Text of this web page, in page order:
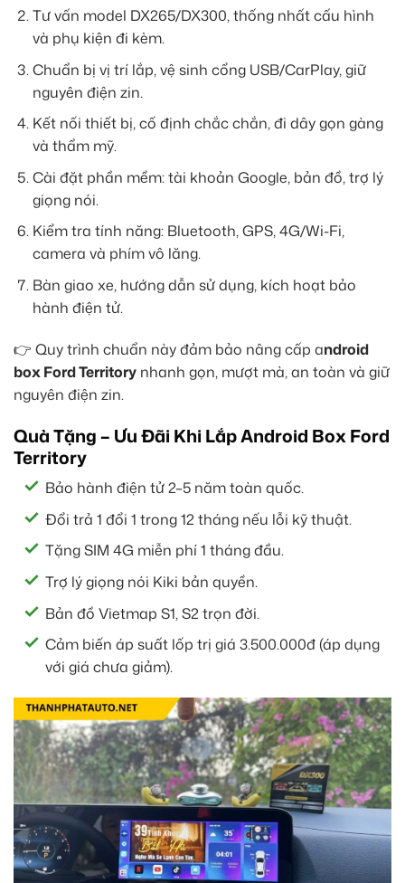
Tư vấn model DX265/DX300, thống nhất cấu hình
và phụ kiện đi kèm.
Chuẩn bị vị trí lắp, vệ sinh cổng USB/CarPlay, giữ
nguyên điện zin.
Kết nối thiết bị, cố định chắc chắn, đi dây gọn gàng
và thẩm mỹ.
Cài đặt phần mềm: tài khoản Google, bản đồ, trợ lý
giọng nói.
Kiểm tra tính năng: Bluetooth, GPS, 4G/Wi-Fi,
camera và phím vô lăng.
Bàn giao xe, hướng dẫn sử dụng, kích hoạt bảo
hành điện tử.
👉 Quy trình chuẩn này đảm bảo nâng cấp android
box Ford Territory nhanh gọn, mượt mà, an toàn và giữ
nguyên điện zin.
Quà Tặng – Ưu Đãi Khi Lắp Android Box Ford
Territory
Bảo hành điện tử 2–5 năm toàn quốc.
Đổi trả 1 đổi 1 trong 12 tháng nếu lỗi kỹ thuật.
Tặng SIM 4G miễn phí 1 tháng đầu.
Trợ lý giọng nói Kiki bản quyền.
Bản đồ Vietmap S1, S2 trọn đời.
Cảm biến áp suất lốp trị giá 3.500.000đ (áp dụng
với giá chưa giảm).